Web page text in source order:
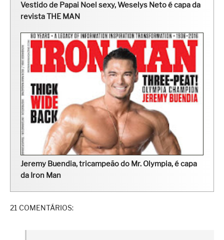
Vestido de Papai Noel sexy, Weselys Neto é capa da
revista THE MAN
Jeremy Buendia, tricampeão do Mr. Olympia, é capa
da Iron Man
21 COMENTÁRIOS: